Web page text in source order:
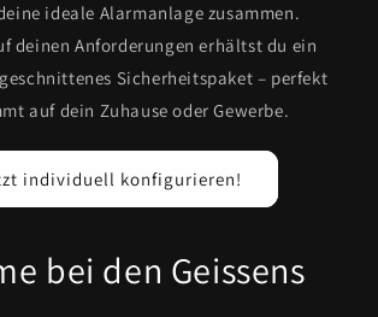
ideale Alarmanlage zusammen.
deinen Anforderungen erhältst du ein
Sicherheitspaket – perfekt
auf dein Zuhause oder Gewerbe.
individuell konfigurieren!
bei den Geissens